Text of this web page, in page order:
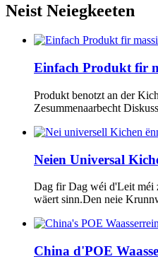
Neist Neiegkeeten
Einfach Produkt fir
Produkt benotzt an der
Zesummenaarbecht
Neien Universal
Dag fir Dag wéi d'Leit méi
wäert sinn.Den neie
China d'POE